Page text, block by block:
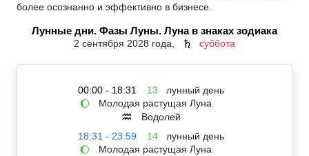
более осознанно и эффективно в бизнесе.
Лунные дни. Фазы Луны. Луна в знаках зодиака
2 сентября 2028 года, ♄ суббота
00:00 - 18:31 13 лунный день
🌔 Молодая растущая Луна
♒
Водолей
18:31 - 23:59
14 лунный день
🌔 Молодая растущая Луна